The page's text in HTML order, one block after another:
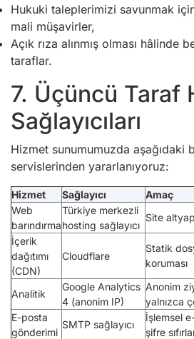
Hukuki taleplerimizi savunmak
mali müşavirler,
Açık rıza alınmış olması hâlinde
taraflar.
7. Üçüncü Taraf
Sağlayıcıları
Hizmet sunumumuzda aşağıdaki
servislerinden yararlanıyoruz:
Hizmet Sağlayıcı
Amaç
Web
barındırma
Türkiye merkezli
hosting sağlayıcı
Site
İçerik
dağıtımı
(CDN)
Cloudflare
Statik
koruması
Analitik
Google Analytics
4 (anonim IP)
Anonim
yalnızca
E-posta
gönderimi
SMTP sağlayıcı
İşlemsel
şifre